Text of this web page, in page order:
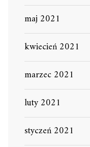
maj 2021
kwiecień 2021
marzec 2021
luty 2021
styczeń 2021